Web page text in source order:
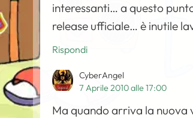
interessanti… a questo
release ufficiale… è inutile
Rispondi
CyberAngel
7 Aprile 2010 alle 17:00
Ma quando arriva la nuova